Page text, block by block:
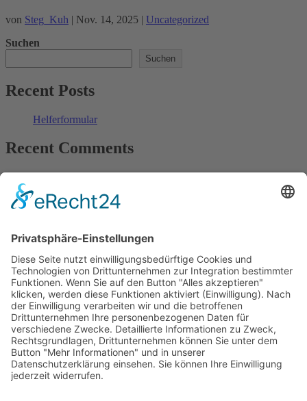
von Steg_Kuh | Nov. 14, 2025 | Uncategorized
Suchen
Suchen
Recent Posts
Helferformular
Recent Comments
So erreichst du uns
Daniel Seitz: Tel.: 0160/96234577
Marcel Trautwein / Erwin Baumgartner
festleitung@musikfest-oberostendorf.de
Notfallhandy am Musikfest: +49 163 9747725
Anschrift
Musikverein Oberostendorf e.V.